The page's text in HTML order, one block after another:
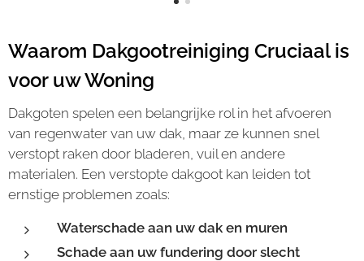
Waarom Dakgootreiniging Cruciaal is
voor uw Woning
Dakgoten spelen een belangrijke rol in het afvoeren
van regenwater van uw dak, maar ze kunnen snel
verstopt raken door bladeren, vuil en andere
materialen. Een verstopte dakgoot kan leiden tot
ernstige problemen zoals:
Waterschade aan uw dak en muren
Schade aan uw fundering door slecht